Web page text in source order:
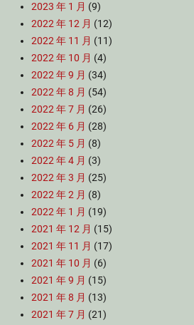
2023 年 1 月 (9)
2022 年 12 月 (12)
2022 年 11 月 (11)
2022 年 10 月 (4)
2022 年 9 月 (34)
2022 年 8 月 (54)
2022 年 7 月 (26)
2022 年 6 月 (28)
2022 年 5 月 (8)
2022 年 4 月 (3)
2022 年 3 月 (25)
2022 年 2 月 (8)
2022 年 1 月 (19)
2021 年 12 月 (15)
2021 年 11 月 (17)
2021 年 10 月 (6)
2021 年 9 月 (15)
2021 年 8 月 (13)
2021 年 7 月 (21)